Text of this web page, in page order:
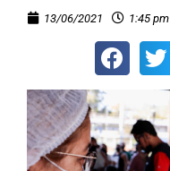
13/06/2021 1:45 pm